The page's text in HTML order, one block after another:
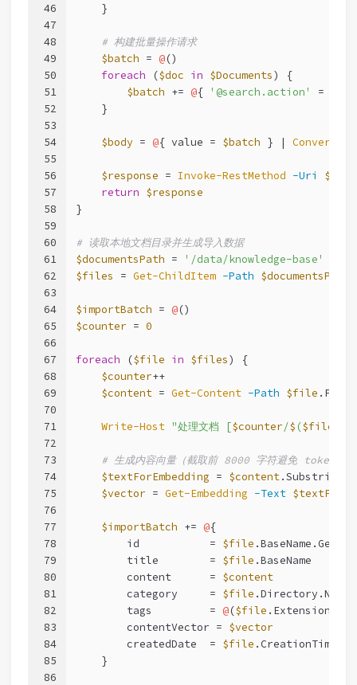
46
47
48
49
50
51
52
53
54
55
56
57
58
59
60
61
62
63
64
65
66
67
68
69
70
71
72
73
74
75
76
77
78
79
80
81
82
83
84
85
86
    }
# 构建批量操作请求
$batch = @()
foreach ($doc in $Documents) {
$batch += @{ '@search.action' =
    }
$body = @{ value = $batch } |
$response = Invoke-RestMethod -Uri $url
return $response
}
# 读取本地文档目录并生成导入数据
$documentsPath =
'/data/knowledge-base'
$files = Get-ChildItem -Path $documentsPath
$importBatch = @()
$counter = 0
foreach ($file in $files) {
$counter++
$content = Get-Content -Path $file
Write-Host "处理文档 [$counter/$ ($files
# 生成内容向量（截取前 8000 字符避免 token 限
$textForEmbedding = $content.Substring(
$vector = Get-Embedding -Text
$importBatch += @{
        id           =
$file
        title        =
$file .BaseName
        content      =
$content
        category     =
$file .Directory.Name
        tags         =
@($file
        contentVector =
$vector
        createdDate  =
$file
    }